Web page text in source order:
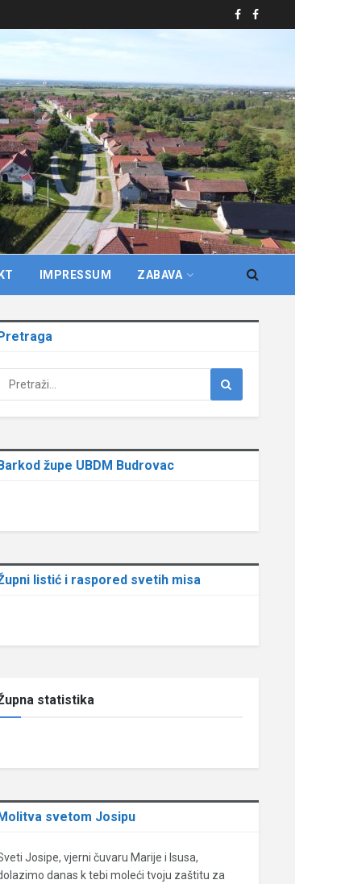
IMPRESSUM ZABAVA
župe UBDM Budrovac
listić i raspored svetih misa
statistika
svetom Josipu
Josipe, vjerni čuvaru Marije i Isusa,
danas k tebi moleći tvoju zaštitu za